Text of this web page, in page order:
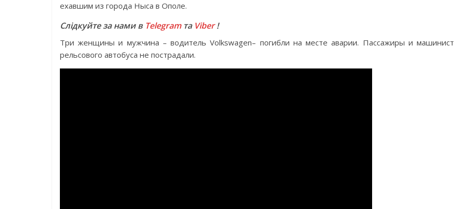
ехавшим из города Ныса в Ополе.
Слідкуйте за нами в Telegramта Viber!
Три женщины и мужчина – водитель Volkswagen– погибли на месте аварии. Пассажиры и машинист
рельсового автобуса не пострадали.